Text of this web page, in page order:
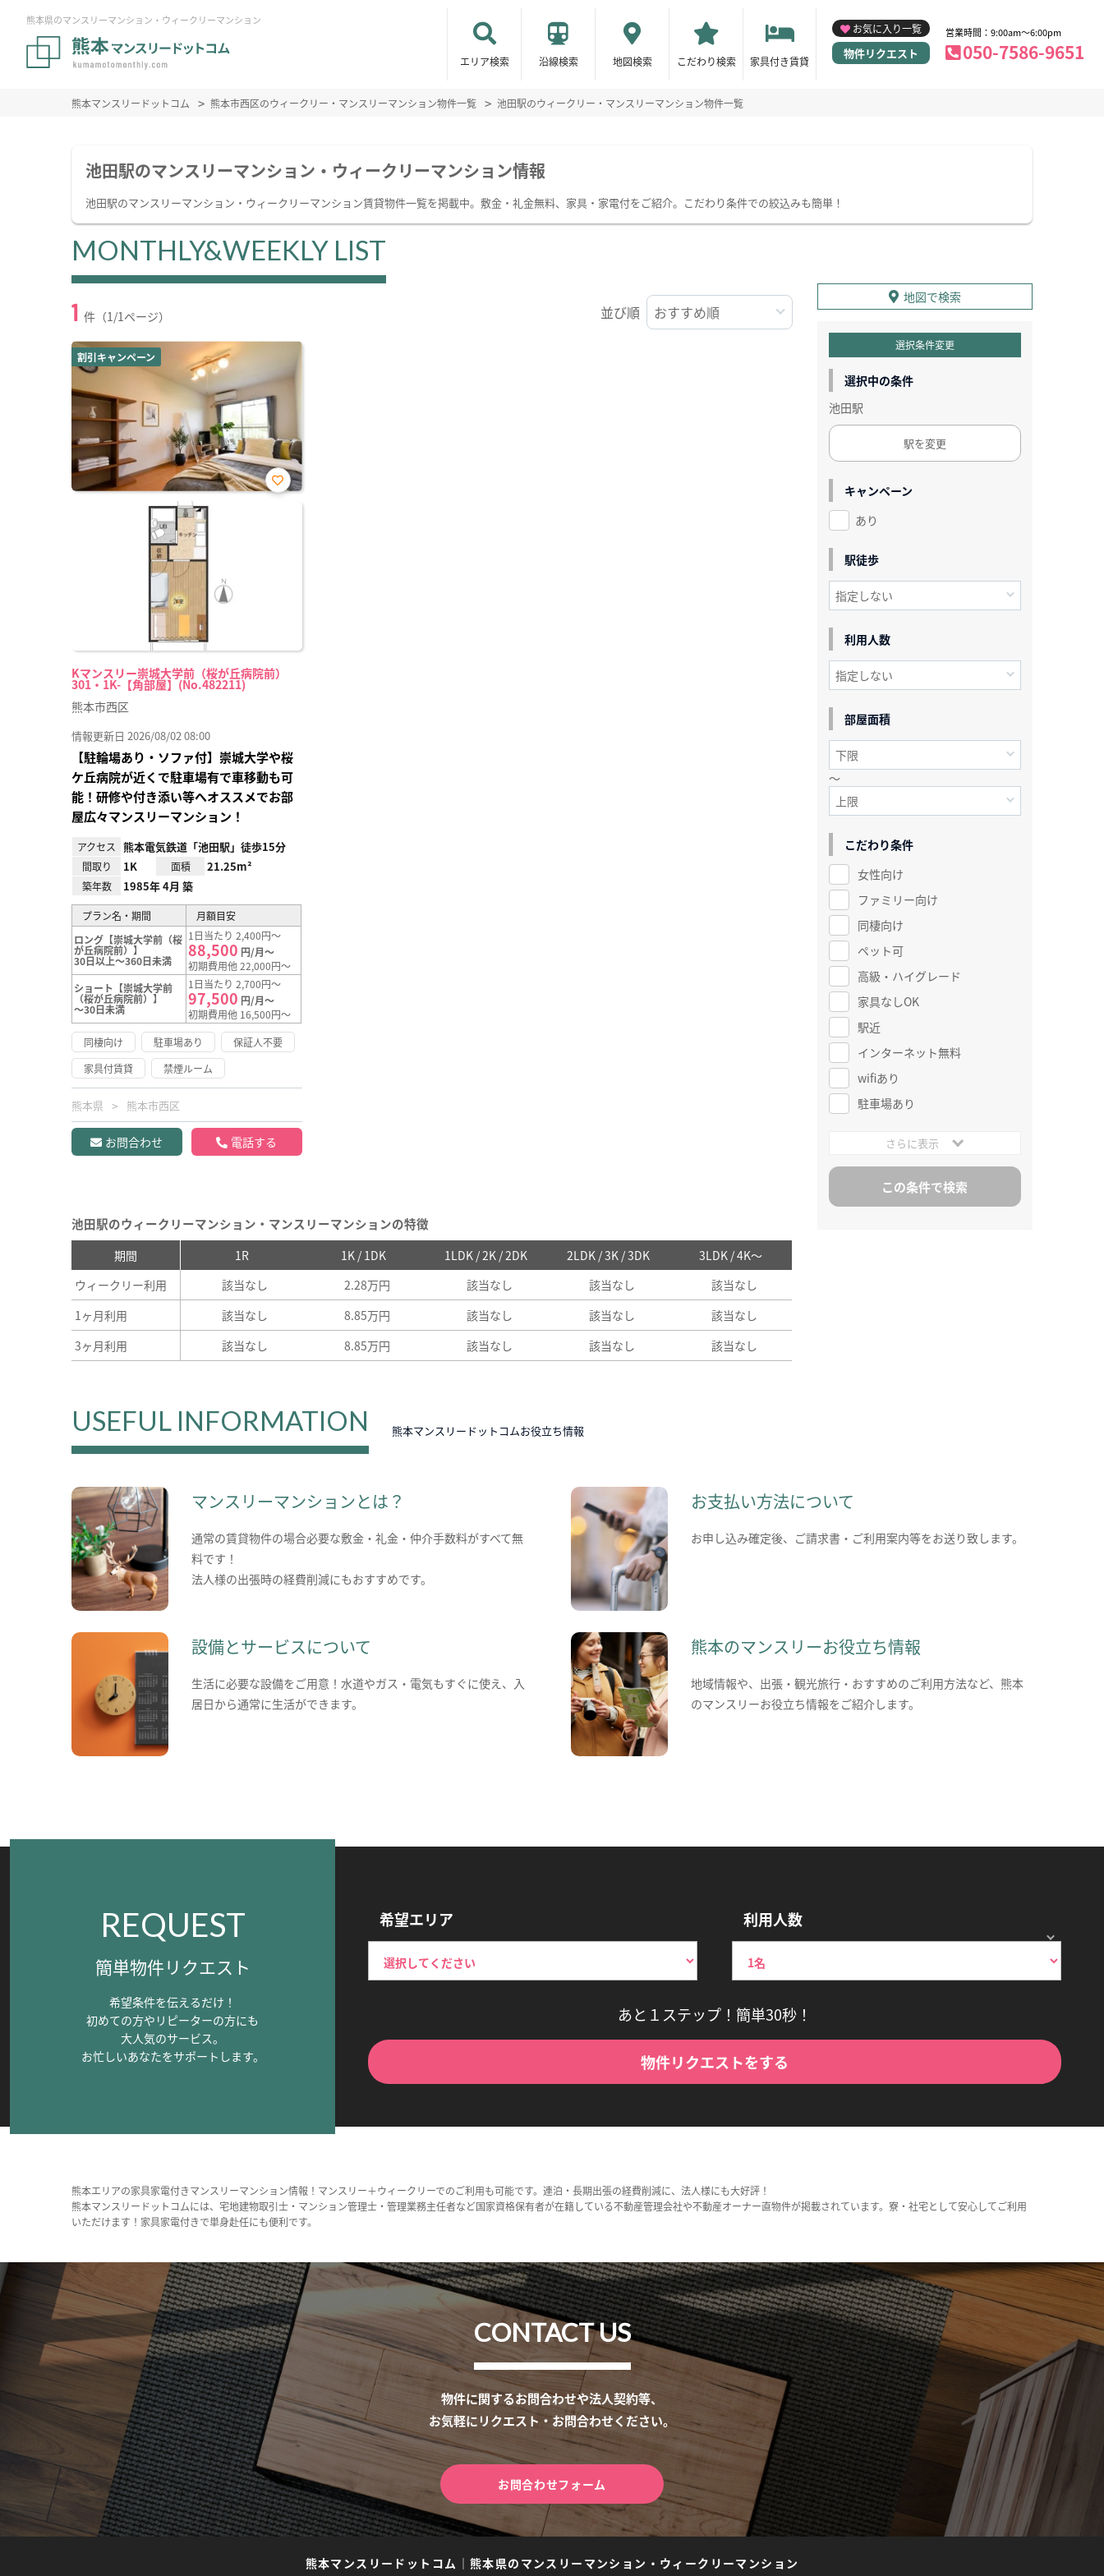
熊本県のマンスリーマンション・ウィークリーマンション
エリア検索 沿線検索 地図検索 こだわり検索 家具付き賃貸
お気に入り一覧
物件リクエスト
営業時間：9:00am～6:00pm
050-7586-9651
熊本マンスリードットコム 熊本市西区のウィークリー・マンスリーマンション物件一覧 池田駅のウィークリー・マンスリーマンション物件一覧
池田駅のマンスリーマンション・ウィークリーマンション情報
池田駅のマンスリーマンション・ウィークリーマンション賃貸物件一覧を掲載中。敷金・礼金無料、家具・家電付をご紹介。こだわり条件での絞込みも簡単！
MONTHLY&WEEKLY LIST
1 件（1/1ページ） 並び順
割引キャンペーン
Kマンスリー崇城大学前（桜が丘病院前）
301・1K-【角部屋】(No.482211)
お気
熊本市西区
情報更新日 2026/08/02 08:00
【駐輪場あり・ソファ付】崇城大学や桜
ケ丘病院が近くで駐車場有で車移動も可
能！研修や付き添い等へオススメでお部
屋広々マンスリーマンション！
アクセス 熊本電気鉄道「池田駅」徒歩15分
間取り 1K 面積 21.25m²
築年数 1985年 4月 築
プラン名・期間
月額目安
ロング【崇城大学前（桜
が丘病院前）】
30日以上～360日未満
1日当たり 2,400円～
88,500 円/月～
初期費用他 22,000円～
ショート【崇城大学前
（桜が丘病院前）】
～30日未満
1日当たり 2,700円～
97,500 円/月～
初期費用他 16,500円～
同棲向け
駐車場あり
保証人不要
家具付賃貸
禁煙ルーム
熊本県 熊本市西区
お問合わせ 電話する
池田駅のウィークリーマンション・マンスリーマンションの特徴
期間 1R 1K / 1DK 1LDK / 2K / 2DK 2LDK / 3K / 3DK
3LDK / 4K～
ウィークリー利用
該当なし 2.28万円 該当なし 該当なし
該当なし
1ヶ月利用
該当なし 8.85万円 該当なし 該当なし
該当なし
3ヶ月利用
該当なし 8.85万円 該当なし 該当なし 該当なし
地図で検索
選択条件変更
選択中の条件
池田駅
駅を変更
キャンペーン
あり
駅徒歩
利用人数
部屋面積
～
こだわり条件
女性向け
ファミリー向け
同棲向け
ペット可
高級・ハイグレード
家具なしOK
駅近
インターネット無料
wifiあり
駐車場あり
さらに表示
USEFUL INFORMATION 熊本マンスリードットコムお役立ち情報
マンスリーマンションとは？
通常の賃貸物件の場合必要な敷金・礼金・仲介手数料がすべて無
料です！
法人様の出張時の経費削減にもおすすめです。
お支払い方法について
お申し込み確定後、ご請求書・ご利用案内等をお送り致します。
設備とサービスについて
生活に必要な設備をご用意！水道やガス・電気もすぐに使え、入
居日から通常に生活ができます。
熊本のマンスリーお役立ち情報
地域情報や、出張・観光旅行・おすすめのご利用方法など、熊本
のマンスリーお役立ち情報をご紹介します。
REQUEST
簡単物件リクエスト
希望条件を伝えるだけ！
初めての方やリピーターの方にも
大人気のサービス。
お忙しいあなたをサポートします。
希望エリア 利用人数
あと１ステップ！簡単30秒！
物件リクエストをする
熊本エリアの家具家電付きマンスリーマンション情報！マンスリー＋ウィークリーでのご利用も可能です。連泊・長期出張の経費削減に、法人様にも大好評！
熊本マンスリードットコムには、宅地建物取引士・マンション管理士・管理業務主任者など国家資格保有者が在籍している不動産管理会社や不動産オーナー直物件が掲載されています。寮・社宅として安心してご利用
いただけます！家具家電付きで単身赴任にも便利です。
CONTACT US
物件に関するお問合わせや法人契約等、
お気軽にリクエスト・お問合わせください。
お問合わせフォーム
熊本マンスリードットコム ｜ 熊本県のマンスリーマンション・ウィークリーマンション